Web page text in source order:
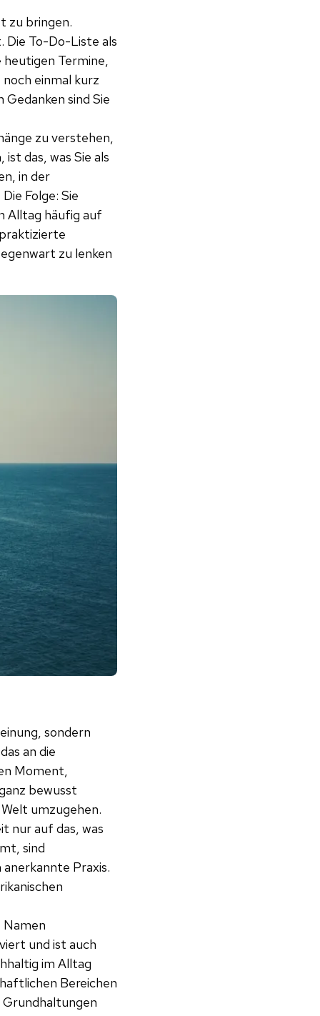
zu bringen.
Die To-Do-Liste als
Termine,
einmal kurz
sind Sie
zu verstehen,
das, was Sie als
in der
Folge: Sie
Alltag häufig auf
zu lenken
sondern
an die
Moment,
bewusst
umzugehen.
nur auf das, was
sind
Praxis.
und ist auch
im Alltag
Bereichen
Grundhaltungen